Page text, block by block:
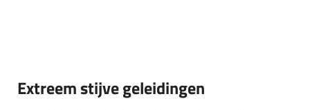
Extreem stijve geleidingen